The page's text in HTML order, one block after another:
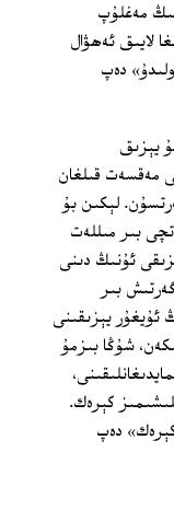
مەغلۇپ
لايىق ئەھۋال
دەپ
يېزىق
مەقسەت قىلغان
لېكىن بۇ
بىر مىللەت
ئۇنىڭ دىنى
بىر
ئۇيغۇر يېزىقىنى
شۇڭا بىزمۇ
كېرەك.
دەپ